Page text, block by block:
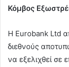
Κόμβος
Η Eurobank Ltd
διεθνούς
να εξελιχθεί σε